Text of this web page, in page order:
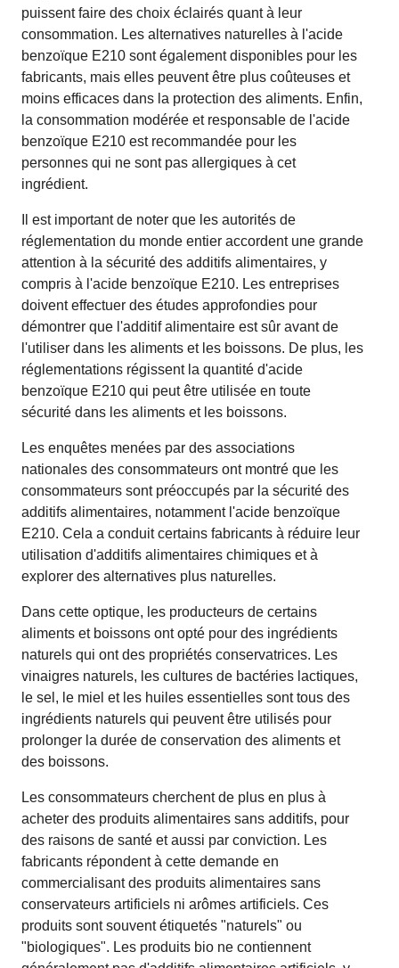
puissent faire des choix éclairés quant à leur
consommation. Les alternatives naturelles à l'acide
benzoïque E210 sont également disponibles pour les
fabricants, mais elles peuvent être plus coûteuses et
moins efficaces dans la protection des aliments. Enfin,
la consommation modérée et responsable de l'acide
benzoïque E210 est recommandée pour les
personnes qui ne sont pas allergiques à cet
ingrédient.
Il est important de noter que les autorités de
réglementation du monde entier accordent une grande
attention à la sécurité des additifs alimentaires, y
compris à l'acide benzoïque E210. Les entreprises
doivent effectuer des études approfondies pour
démontrer que l'additif alimentaire est sûr avant de
l'utiliser dans les aliments et les boissons. De plus, les
réglementations régissent la quantité d'acide
benzoïque E210 qui peut être utilisée en toute
sécurité dans les aliments et les boissons.
Les enquêtes menées par des associations
nationales des consommateurs ont montré que les
consommateurs sont préoccupés par la sécurité des
additifs alimentaires, notamment l'acide benzoïque
E210. Cela a conduit certains fabricants à réduire leur
utilisation d'additifs alimentaires chimiques et à
explorer des alternatives plus naturelles.
Dans cette optique, les producteurs de certains
aliments et boissons ont opté pour des ingrédients
naturels qui ont des propriétés conservatrices. Les
vinaigres naturels, les cultures de bactéries lactiques,
le sel, le miel et les huiles essentielles sont tous des
ingrédients naturels qui peuvent être utilisés pour
prolonger la durée de conservation des aliments et
des boissons.
Les consommateurs cherchent de plus en plus à
acheter des produits alimentaires sans additifs, pour
des raisons de santé et aussi par conviction. Les
fabricants répondent à cette demande en
commercialisant des produits alimentaires sans
conservateurs artificiels ni arômes artificiels. Ces
produits sont souvent étiquetés "naturels" ou
"biologiques". Les produits bio ne contiennent